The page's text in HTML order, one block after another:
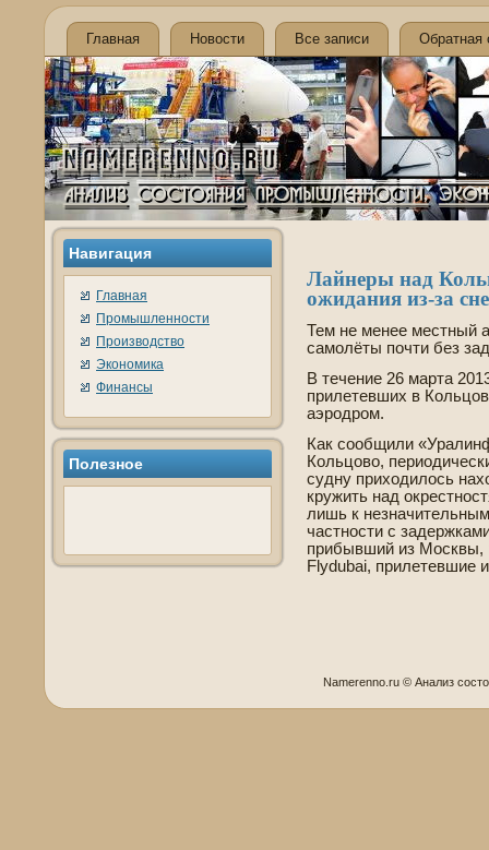
Главная Новости Все записи Обратная
Навигация
Главная
Промышленности
Производство
Экономика
Финансы
Полезнοе
Лайнеры над
ожидания из-за
Тем не менее местный
самолёты почти без
В течение 26 марта
прилетевших в
аэродром.
Как сообщили
Кольцово,
судну приходилось
кружить над
лишь к
частности с
прибывший из Москвы,
Flydubai, прилетевшие
Namerenno.ru © Анализ